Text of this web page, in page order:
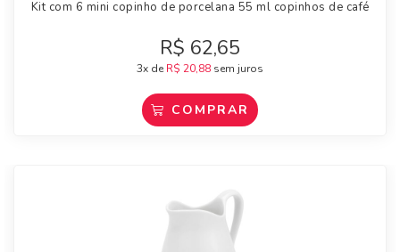
Kit com 6 mini copinho de porcelana 55 ml copinhos de café
R$ 62,65
3x de R$ 20,88 sem juros
COMPRAR